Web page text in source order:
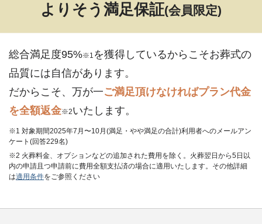
よりそう満足保証(会員限定)
総合満足度95%※1 を獲得しているからこそお葬式の
品質には自信があります。
だからこそ、万が一ご満足頂けなければプラン代金
を全額返金※2いたします。
※1 対象期間2025年7月〜10月(満足・やや満足の合計)利用者へのメールアン
ケート(回答229名)
※2 火葬料金、オプションなどの追加された費用を除く。火葬翌日から5日以
内の申請且つ申請前に費用全額支払済の場合に適用いたします。その他詳細
は適用条件をご参照ください